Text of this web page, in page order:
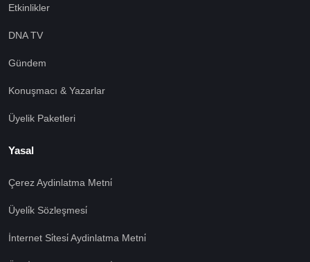
Etkinlikler
DNA TV
Gündem
Konuşmacı & Yazarlar
Üyelik Paketleri
Yasal
Çerez Aydinlatma Metni̇
Üyeli̇k Sözleşmesi̇
İnternet Si̇tesi̇ Aydinlatma Metni̇